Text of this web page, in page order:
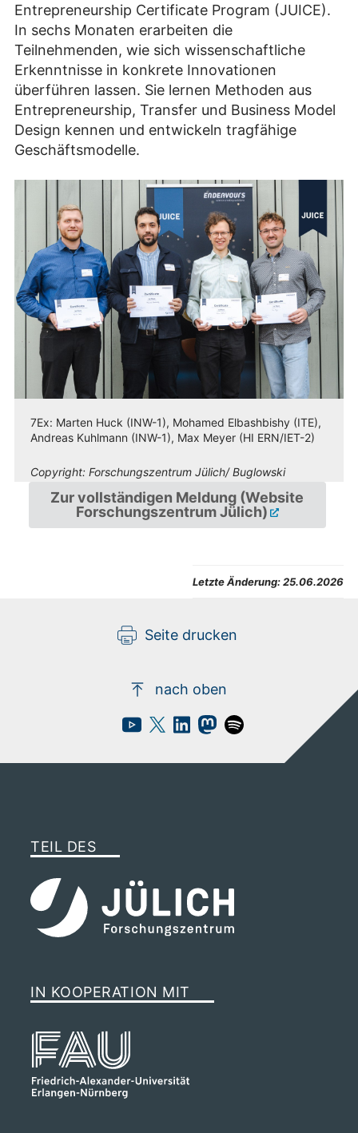
Entrepreneurship Certificate Program (JUICE).
In sechs Monaten erarbeiten die
Teilnehmenden, wie sich wissenschaftliche
Erkenntnisse in konkrete Innovationen
überführen lassen. Sie lernen Methoden aus
Entrepreneurship, Transfer und Business Model
Design kennen und entwickeln tragfähige
Geschäftsmodelle.
7Ex: Marten Huck (INW-1), Mohamed Elbashbishy (ITE),
Andreas Kuhlmann (INW-1), Max Meyer (HI ERN/IET-2)
Copyright: Forschungszentrum Jülich/ Buglowski
Zur vollständigen Meldung (Website
Forschungszentrum Jülich)
Letzte Änderung:25.06.2026
Seite drucken
nach oben
TEIL DES
IN KOOPERATION MIT